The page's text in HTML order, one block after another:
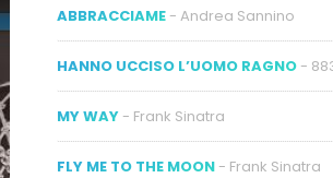
ABBRACCIAME - Andrea Sannino
HANNO UCCISO L’UOMO RAGNO -
MY WAY - Frank Sinatra
FLY ME TO THE MOON - Frank Sinatra